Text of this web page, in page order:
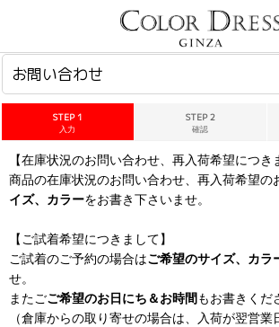
お問い合わせ
STEP 1
入力
STEP 2
確認
【在庫状況のお問い合わせ、再入荷希望につき
商品の在庫状況のお問い合わせ、再入荷希望の
イズ、カラーをお書き下さいませ。
【ご試着希望につきまして】
ご試着のご予約の場合はご希望のサイズ、カラ
せ。
またごご希望のお日にち＆お時間もお書きくだ
（倉庫からの取り寄せの場合は、入荷が翌営